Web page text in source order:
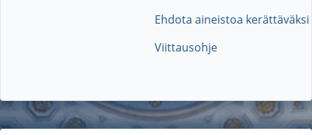
Ehdota aineistoa kerättäväksi
Viittausohje